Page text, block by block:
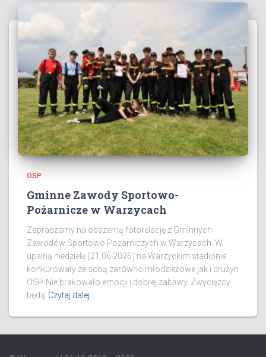
OSP
Gminne Zawody Sportowo-
Pożarnicze w Warzycach
Zapraszamy na obszerną fotorelację z Gminnych
Zawodów Sportowo Pożarniczych w Warzycach. W
upalną niedzielę (21.06.2026) na Warzyckim stadionie
konkurowały ze sobą zarówno młodzieżowe jak i drużyn
OSP. Nie brakowało emocji i dobrej zabawy. Zwycięzcy
będą Czytaj dalej…